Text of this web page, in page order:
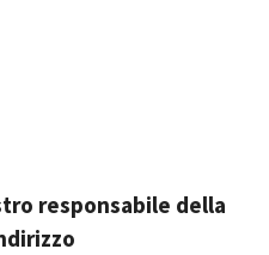
responsabile della